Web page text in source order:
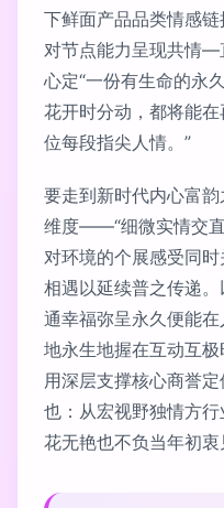
下鲜面产品品类情感
对节点能力呈现共情—
心定“一份有生命的永
花开时分动，都将能
位每段指尖人情。”
要走到新时代内心富
维度——“细微实情交
对环境的个展感受同
相遇以延续普之传递
通幸福弥呈永久便能
地永生地握在互动互
用深层支撑核心商誉
也：从宏视野独情方
花无艳也不负当年初